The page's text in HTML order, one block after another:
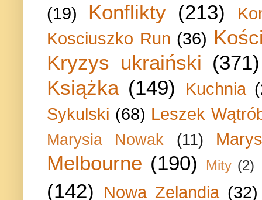
(19) Konflikty (213)
Kosciuszko Run (36)
Kryzys ukraiński (371)
Książka (149) Kuchnia
Sykulski (68) Leszek
Marysia Nowak (11)
Melbourne (190) Mity (2)
(142) Nowa Zelandia (32)